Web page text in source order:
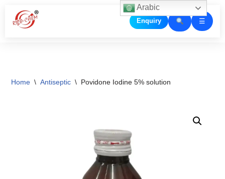
Skip
Enquiry ☰
Home \ Antiseptic \ Povidone Iodine 5% solution
Arabic